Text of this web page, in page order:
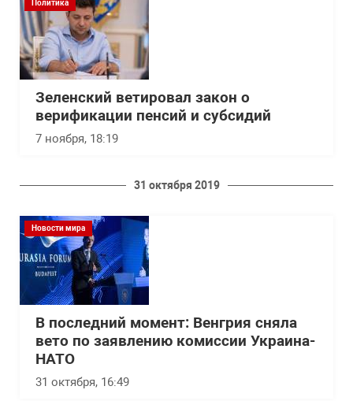
Политика
Зеленский ветировал закон о
верификации пенсий и субсидий
7 ноября, 18:19
31 октября 2019
Новости мира
В последний момент: Венгрия сняла
вето по заявлению комиссии Украина-
НАТО
31 октября, 16:49